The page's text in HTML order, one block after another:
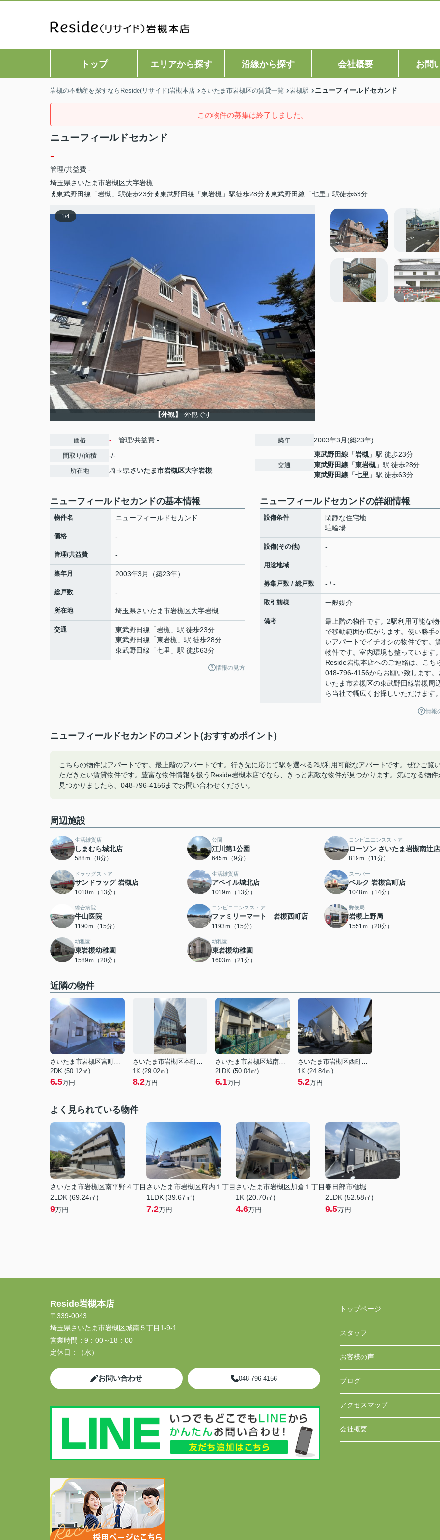
トップ エリアから探す 沿線から探す 会社概要 お問
岩槻の不動産を探すならReside(リサイド)岩槻本店 さいたま市岩槻区の賃貸一覧 岩槻駅 ニューフィールドセカンド
この物件の募集は終了しました。
ニューフィールドセカンド
-
管理/共益費 -
埼玉県さいたま市岩槻区大字岩槻
東武野田線「岩槻」駅徒歩23分
東武野田線「東岩槻」駅徒歩28分 東武野田線「七里」駅徒歩63分
1/4
【外観】 外観です
価格 - 管理/共益費 -
間取り/面積 -/-
所在地 埼玉県さいたま市岩槻区大字岩槻
築年 2003年3月(築23年)
交通
東武野田線 「岩槻 」駅 徒歩23分
東武野田線 「東岩槻 」駅 徒歩28分
東武野田線 「七里 」駅 徒歩63分
ニューフィールドセカンドの基本情報
物件名 ニューフィールドセカンド
価格 -
管理/共益費 -
築年月 2003年3月（築23年）
総戸数 -
所在地 埼玉県さいたま市岩槻区大字岩槻
交通 東武野田線 「岩槻 」駅 徒歩23分
東武野田線 「東岩槻 」駅 徒歩28分
東武野田線 「七里 」駅 徒歩63分
情報の見方
ニューフィールドセカンドの詳細情報
設備条件
閑静な住宅地
駐輪場
設備(その他) -
用途地域 -
募集戸数 / 総戸数 - / -
取引態様 一般媒介
備考
最上階の物件です。2駅利用可能な
で移動範囲が広がります。使い勝手
いアパートでイチオシの物件です。
物件です。室内環境も整っています。
Reside岩槻本店へのご連絡は、こち
048-796-4156からお願い致します。
いたま市岩槻区の東武野田線岩槻周
ら当社で幅広くお探しいただけます。
情報
ニューフィールドセカンドのコメント(おすすめポイント)
こちらの物件はアパートです。最上階のアパートです。行き先に応じて駅を選べる2駅利用可能なアパートです。ぜひご覧
ただきたい賃貸物件です。豊富な物件情報を扱うReside岩槻本店でなら、きっと素敵な物件が見つかります。気になる物件
見つかりましたら、048-796-4156までお問い合わせください。
周辺施設
生活雑貨店
しまむら城北店
588ｍ（8分）
公園
江川第1公園
645ｍ（9分）
コンビニエンスストア
ローソン さいたま岩槻南辻店
819ｍ（11分）
ドラッグストア
サンドラッグ 岩槻店
1010ｍ（13分）
生活雑貨店
アベイル城北店
1019ｍ（13分）
スーパー
ベルク 岩槻宮町店
1048ｍ（14分）
総合病院
牛山医院
1190ｍ（15分）
コンビニエンスストア
ファミリーマート 岩槻西町店
1193ｍ（15分）
郵便局
岩槻上野局
1551ｍ（20分）
幼稚園
東岩槻幼稚園
1589ｍ（20分）
幼稚園
東岩槻幼稚園
1603ｍ（21分）
近隣の物件
さいたま市岩槻区宮町２丁目
2DK (50.12㎡)
6.5万円
さいたま市岩槻区本町１丁目
1K (29.02㎡)
8.2万円
さいたま市岩槻区城南５丁目
2LDK (50.04㎡)
6.1万円
さいたま市岩槻区西町５丁目
1K (24.84㎡)
5.2万円
よく見られている物件
さいたま市岩槻区南平野４丁目
2LDK (69.24㎡)
9万円
さいたま市岩槻区府内１丁目
1LDK (39.67㎡)
7.2万円
さいたま市岩槻区加倉１丁目
1K (20.70㎡)
4.6万円
春日部市樋堀
2LDK (52.58㎡)
9.5万円
Reside岩槻本店
〒339-0043
埼玉県さいたま市岩槻区城南５丁目1-9-1
営業時間： 9：00～18：00
定休日：
（水）
お問い合わせ 048-796-4156
トップページ
スタッフ
お客様の声
ブログ
アクセスマップ
会社概要